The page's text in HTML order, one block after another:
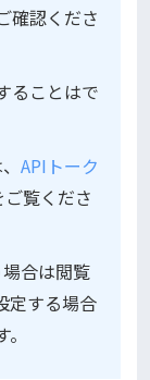
確認くださ
ることはで
APIトーク
覧くださ
合は閲覧
定する場合